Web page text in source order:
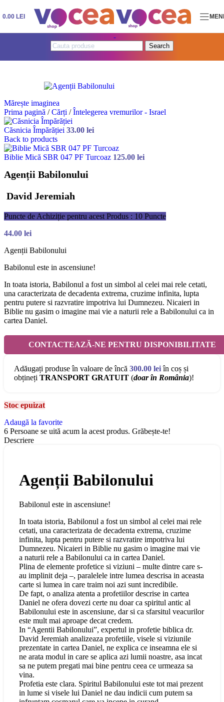
Skip to navigationSkip to main content
0.00 LEI
Search
Mărește imaginea
Prima pagină / Cărți / Întelegerea vremurilor - Israel
Căsnicia Împărăției 33.00 lei
Back to products
Biblie Mică SBR 047 PF Turcoaz 125.00 lei
Agenții Babilonului
David Jeremiah
Puncte de Achiziție pentru acest Produs : 10 Puncte
44.00 lei
Agenții Babilonului
Babilonul este in ascensiune!
In toata istoria, Babilonul a fost un simbol al celei mai rele cetati,
una caracterizata de decadenta extrema, cruzime infinita, lupta
pentru putere si razvratire impotriva lui Dumnezeu. Nicaieri in
Biblie nu gasim o imagine mai vie a naturii rele a Babilonului ca in
cartea Daniel.
CONTACTEAZĂ-NE PENTRU DISPONIBILITATE
Adăugați produse în valoare de încă 300.00 leiîn coș și
obțineți TRANSPORT GRATUIT (doar în România)!
Stoc epuizat
Adaugă la favorite
6 Persoane se uită acum la acest produs. Grăbește-te!
Descriere
Agenții Babilonului
Babilonul este in ascensiune!
In toata istoria, Babilonul a fost un simbol al celei mai rele
cetati, una caracterizata de decadenta extrema, cruzime
infinita, lupta pentru putere si razvratire impotriva lui
Dumnezeu. Nicaieri in Biblie nu gasim o imagine mai vie
a naturii rele a Babilonului ca in cartea Daniel.
Plina de elemente profetice si viziuni – multe dintre care s-
au implinit deja –, paralelele intre lumea descrisa in aceasta
carte si lumea in care traim noi azi sunt incredibile.
De fapt, o analiza atenta a profetiilor descrise in cartea
Daniel ne ofera dovezi certe nu doar ca spiritul antic al
Babilonului este in ascensiune, dar si ca sfarsitul veacurilor
este mult mai aproape decat credem.
In “Agentii Babilonului”, expertul in profetie biblica dr.
David Jeremiah analizeaza profetiile, visele si viziunile
prezentate in cartea Daniel, ne explica ce inseamna ele si
ne arata modul in care se aplica azi lumii noastre, asa incat
sa ne putem pregati mai bine pentru ceea ce urmeaza sa
vina.
Profetia este clara. Spiritul Babilonului este tot mai prezent
in lume si visele lui Daniel ne dau indicii cum putem sa